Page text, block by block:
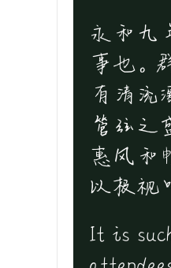
永和九
事也。
有清流
管弦之
惠风和
以极视
It is